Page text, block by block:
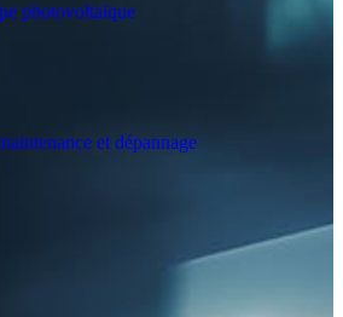
photovoltaïque
et dépannage